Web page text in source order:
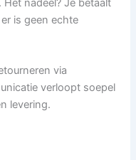
nadeel? Je betaalt
is geen echte
via
verloopt soepel
levering.